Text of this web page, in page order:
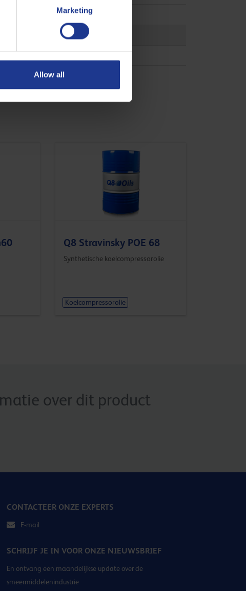
Marketing
Allow all
Q8 Stravinsky POE 68
Synthetische koelcompressorolie
Koelcompressorolie
over dit product
CONTACTEER ONZE EXPERTS
E-mail
SCHRIJF JE IN VOOR ONZE NIEUWSBRIEF
En ontvang een maandelijkse update over de
smeermiddelenindustrie